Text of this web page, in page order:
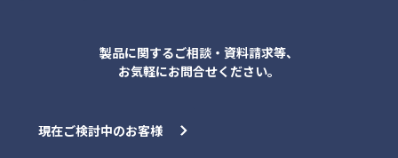
製品に関するご相談・資料請求等、
お気軽にお問合せください。
現在ご検討中のお客様